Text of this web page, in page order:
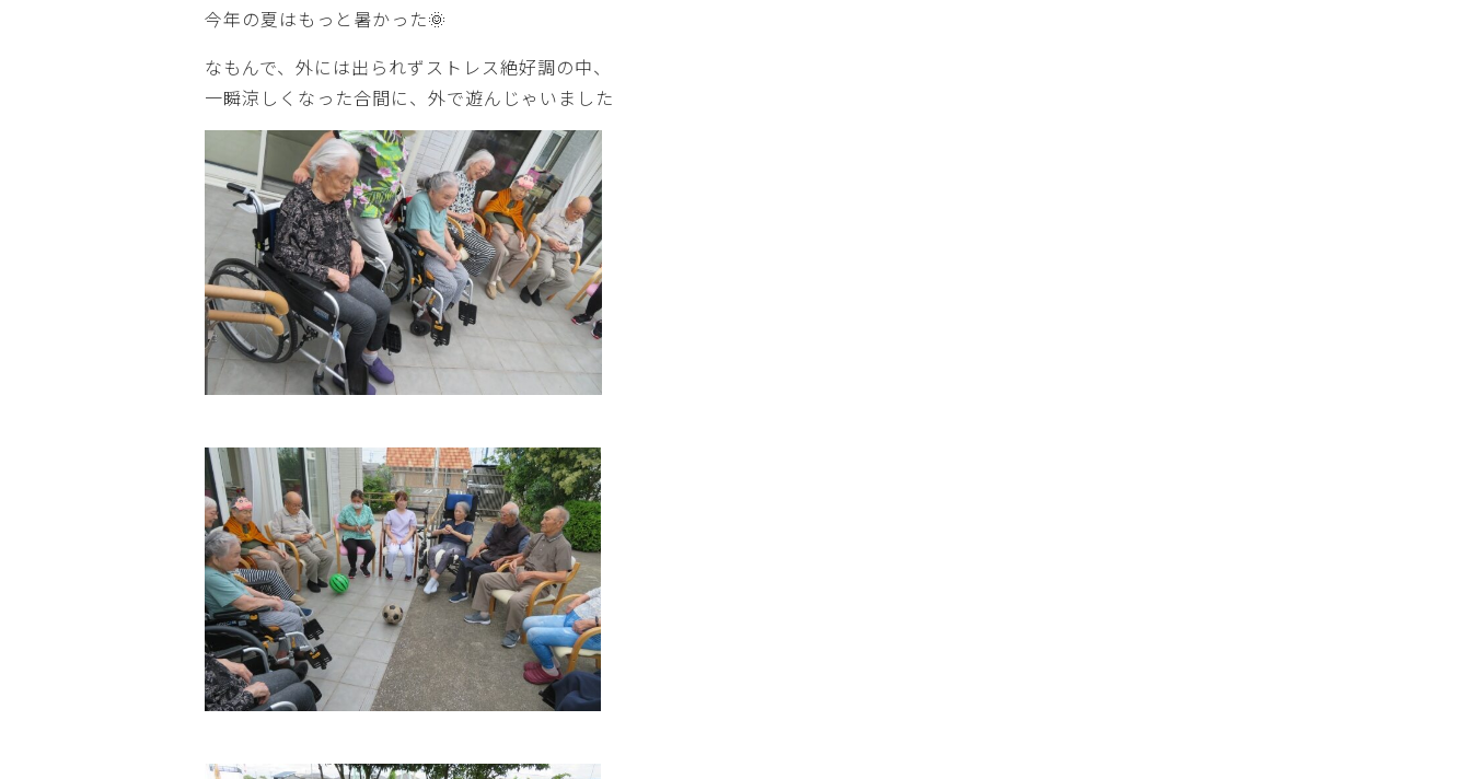
今年の夏はもっと暑かった🌞
なもんで、外には出られずストレス絶好調の中、
一瞬涼しくなった合間に、外で遊んじゃいました